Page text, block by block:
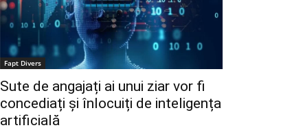
Fapt Divers
Sute de angajați ai unui ziar vor fi
concediați și înlocuiți de inteligența
artificială